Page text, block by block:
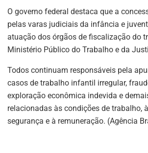
O governo federal destaca que a
pelas varas judiciais da infância e
atuação dos órgãos de fiscalização do
Ministério Público do Trabalho e da
Todos continuam responsáveis pela
casos de trabalho infantil irregular,
exploração econômica indevida e
relacionadas às condições de trabalho,
segurança e à remuneração. (Agência